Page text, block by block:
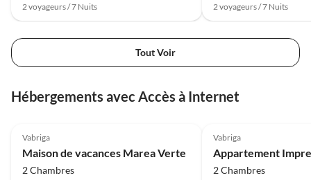
2 voyageurs / 7 Nuits 2 voyageurs / 7 Nuits
Tout Voir
Hébergements avec Accès à Internet
Vabriga
Maison de vacances Marea Verte
2 Chambres
Vabriga
Appartement
2 Chambres